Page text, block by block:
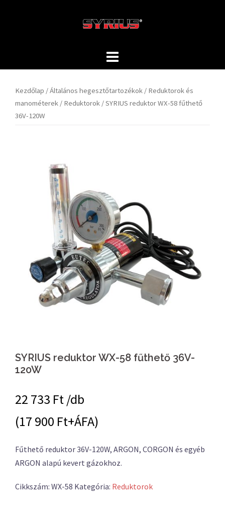
Kezdőlap /Általános hegesztőtartozékok / Reduktorok és
manométerek / Reduktorok / SYRIUS reduktor WX-58 fűthető
36V-120W
SYRIUS reduktor WX-58 fűthető 36V-
120W
22 733 Ft /db
(17 900 Ft+ÁFA)
Fűthető reduktor 36V-120W, ARGON, CORGON és egyéb
ARGON alapú kevert gázokhoz.
Cikkszám: WX-58 Kategória: Reduktorok